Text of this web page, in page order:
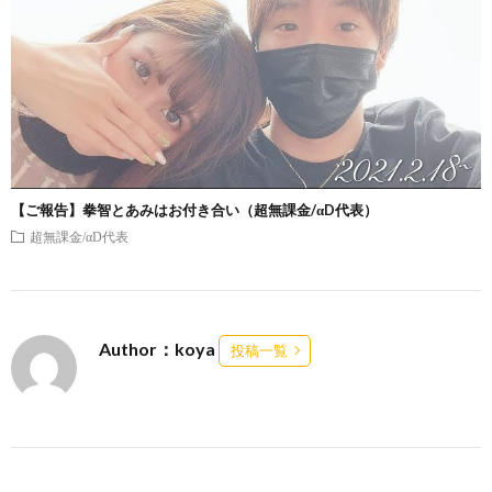
【ご報告】拳智とあみはお付き合い（超無課金/αD代表）
超無課金/αD代表
Author：koya 投稿一覧